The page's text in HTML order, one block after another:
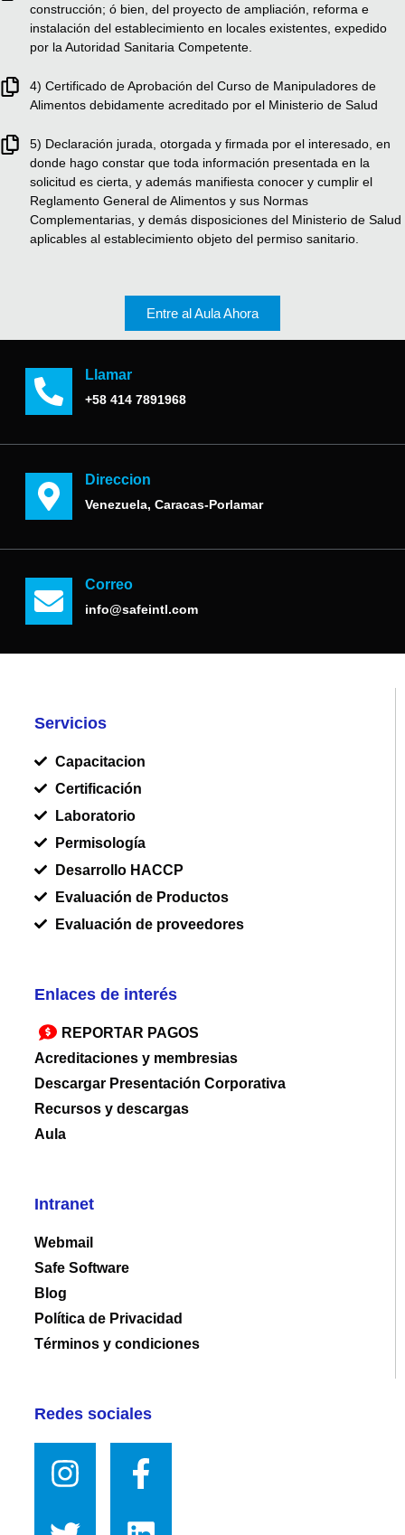
construcción; ó bien, del proyecto de ampliación, reforma e
instalación del establecimiento en locales existentes, expedido
por la Autoridad Sanitaria Competente.
4) Certificado de Aprobación del Curso de Manipuladores de
Alimentos debidamente acreditado por el Ministerio de Salud
5) Declaración jurada, otorgada y firmada por el interesado, en
donde hago constar que toda información presentada en la
solicitud es cierta, y además manifiesta conocer y cumplir el
Reglamento General de Alimentos y sus Normas
Complementarias, y demás disposiciones del Ministerio de Salud
aplicables al establecimiento objeto del permiso sanitario.
Entre al Aula Ahora
Llamar
+58 414 7891968
Direccion
Venezuela, Caracas-Porlamar
Correo
info@safeintl.com
Servicios
Capacitacion
Certificación
Laboratorio
Permisología
Desarrollo HACCP
Evaluación de Productos
Evaluación de proveedores
Enlaces de interés
REPORTAR PAGOS
Acreditaciones y membresias
Descargar Presentación Corporativa
Recursos y descargas
Aula
Intranet
Webmail
Safe Software
Blog
Política de Privacidad
Términos y condiciones
Redes sociales